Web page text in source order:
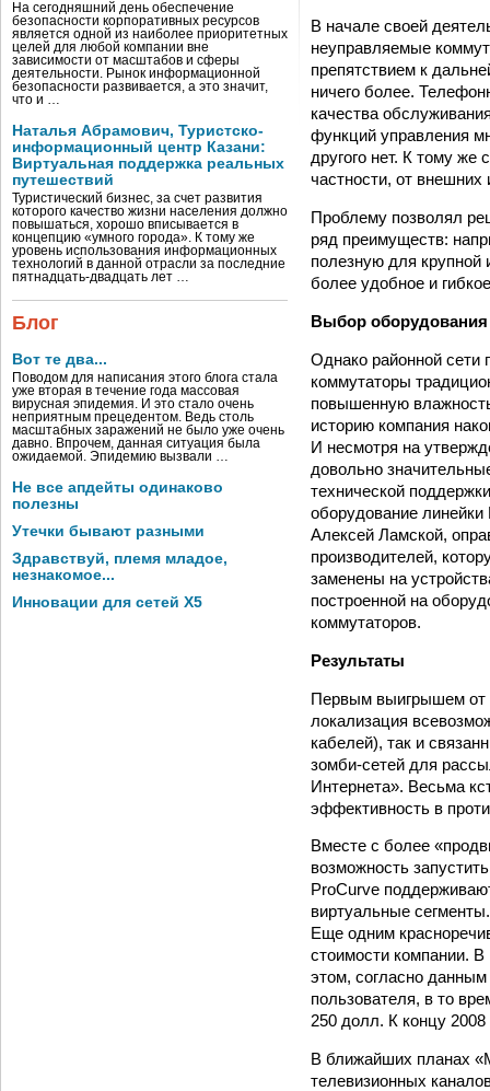
На сегодняшний день обеспечение
безопасности корпоративных ресурсов
является одной из наиболее приоритетных
целей для любой компании вне
зависимости от масштабов и сферы
деятельности. Рынок информационной
безопасности развивается, а это значит,
что и …
Наталья Абрамович, Туристско-
информационный центр Казани:
Виртуальная поддержка реальных
путешествий
Туристический бизнес, за счет развития
которого качество жизни населения должно
повышаться, хорошо вписывается в
концепцию «умного города». К тому же
уровень использования информационных
технологий в данной отрасли за последние
пятнадцать-двадцать лет …
Блог
Вот те два...
Поводом для написания этого блога стала
уже вторая в течение года массовая
вирусная эпидемия. И это стало очень
неприятным прецедентом. Ведь столь
масштабных заражений не было уже очень
давно. Впрочем, данная ситуация была
ожидаемой. Эпидемию вызвали …
Не все апдейты одинаково
полезны
Утечки бывают разными
Здравствуй, племя младое,
незнакомое...
Инновации для сетей X5
В начале своей
неуправляемые
препятствием к
ничего более.
качества
функций управления
другого нет. К тому
частности, от
Проблему позволял
ряд преимуществ:
полезную для крупной
более удобное и
Выбор оборудования
Однако районной сети
коммутаторы
повышенную
историю компания
И несмотря на
довольно
технической
оборудование
Алексей Ламской,
производителей,
заменены на
построенной на
коммутаторов.
Результаты
Первым выигрышем от
локализация
кабелей), так и
зомби-сетей для
Интернета». Весьма
эффективность в
Вместе с более
возможность
ProCurve
виртуальные сегменты.
Еще одним
стоимости компании.
этом, согласно
пользователя, в то
250 долл. К концу
В ближайших планах
телевизионных